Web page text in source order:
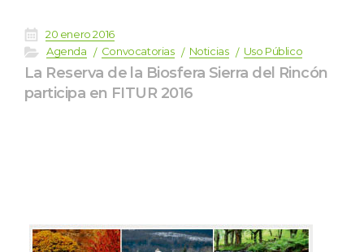
20 enero 2016
Agenda Convocatoria Noticia Uso Público
La Reserva de la Biosfera Sierra del Rincón
participa en FITUR 2016